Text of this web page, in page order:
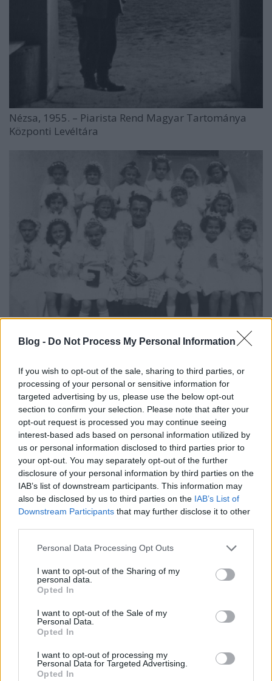
Blog - Do Not Process My Personal Information
If you wish to opt-out of the sale, sharing to third parties, or
processing of your personal or sensitive information for
targeted advertising by us, please use the below opt-out
section to confirm your selection. Please note that after your
opt-out request is processed you may continue seeing
interest-based ads based on personal information utilized by
us or personal information disclosed to third parties prior to
your opt-out. You may separately opt-out of the further
disclosure of your personal information by third parties on the
IAB’s list of downstream participants. This information may
also be disclosed by us to third parties on the IAB’s List of
Downstream Participants that may further disclose it to other
Please note that this website/app uses one or more Google
not limited to your visit or usage behaviour. You may click to
grant or deny consent to Google and its third-party tags to
use your data for below specified purposes in below Google
consent section.
Personal Data Processing Opt Outs
I want to opt-out of the Sharing of my
personal data.
Opted In
I want to opt-out of the Sale of my
Personal Data.
Opted In
I want to opt-out of processing my
Personal Data for Targeted Advertising.
Opted In
Nézsa, 1955. – Piarista Rend Magyar Tartománya
Központi Levéltára
Magyar Tartománya Központi Levéltára
Tartománya Központi Levéltára
A hatalom azonban ezt sem nézte jó szemmel,
településről településre helyezték, bűne az
szervezése. 1956 szeptemberében a Váci
Egyházmegyei Könyvtár könyv- és levéltárosává
születtek első publikációi: az általa felfedezett ecsegi
betlehemesről (
Vigilia, 17. évf., 1952., 12. sz., 617–